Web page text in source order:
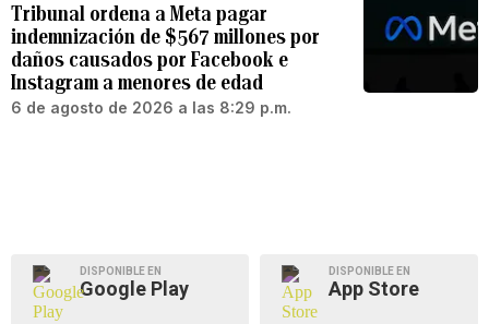
Tribunal ordena a Meta pagar
indemnización de $567 millones por
daños causados por Facebook e
Instagram a menores de edad
6 de agosto de 2026 a las 8:29 p.m.
DISPONIBLE EN
Google Play
DISPONIBLE EN
App Store